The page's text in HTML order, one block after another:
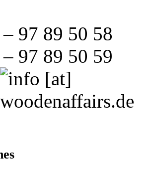
97 89 50 58
97 89 50 59